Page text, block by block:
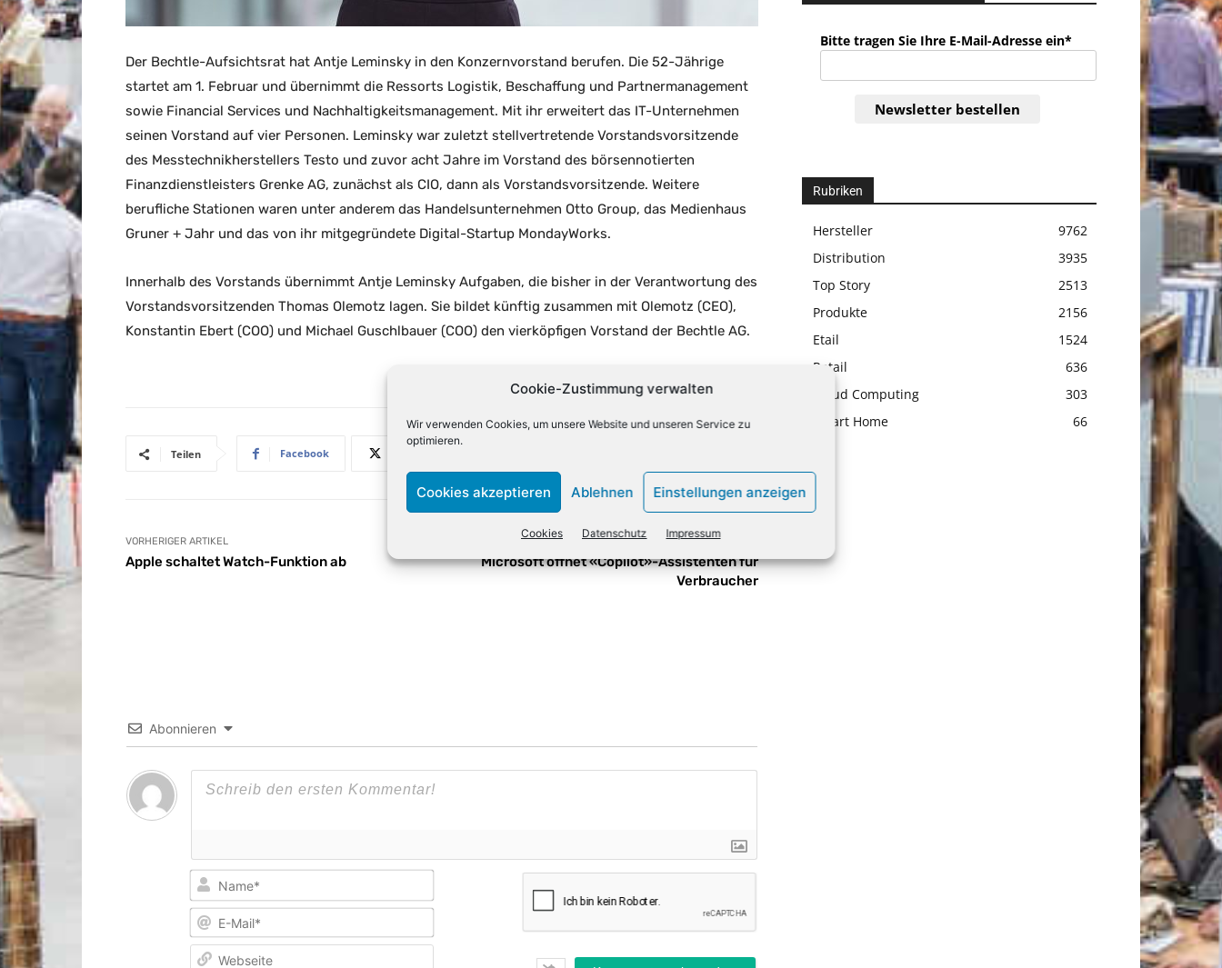
Cookie-Zustimmung verwalten
Wir verwenden Cookies, um unsere Website und unseren Service zu
optimieren.
Cookies akzeptieren Ablehnen Einstellungen anzeigen
Cookies Datenschutz Impressum
Der Bechtle-Aufsichtsrat hat Antje Leminsky in den Konzernvorstand berufen. Die 52-Jährige
startet am 1. Februar und übernimmt die Ressorts Logistik, Beschaffung und Partnermanagement
sowie Financial Services und Nachhaltigkeitsmanagement. Mit ihr erweitert das IT-Unternehmen
seinen Vorstand auf vier Personen. Leminsky war zuletzt stellvertretende Vorstandsvorsitzende
des Messtechnikherstellers Testo und zuvor acht Jahre im Vorstand des börsennotierten
Finanzdienstleisters Grenke AG, zunächst als CIO, dann als Vorstandsvorsitzende. Weitere
berufliche Stationen waren unter anderem das Handelsunternehmen Otto Group, das Medienhaus
Gruner + Jahr und das von ihr mitgegründete Digital-Startup MondayWorks.
Innerhalb des Vorstands übernimmt Antje Leminsky Aufgaben, die bisher in der Verantwortung des
Vorstandsvorsitzenden Thomas Olemotz lagen. Sie bildet künftig zusammen mit Olemotz (CEO),
Konstantin Ebert (COO) und Michael Guschlbauer (COO) den vierköpfigen Vorstand der Bechtle AG.
Teilen Facebook
VORHERIGER ARTIKEL
Apple schaltet Watch-Funktion ab
NÄCHSTER ARTIKEL
Microsoft öffnet «Copilot»-Assistenten für
Verbraucher
Abonnieren
Name*
E-
Bitte tragen Sie Ihre E-Mail-Adresse ein*
Newsletter bestellen
Rubriken
Hersteller
9762
Distribution
3935
Top Story
2513
Produkte
2156
Etail
1524
Retail
636
Cloud Computing
303
Smart Home
66